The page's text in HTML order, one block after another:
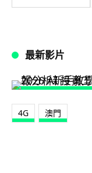
最新影片
4G 澳門